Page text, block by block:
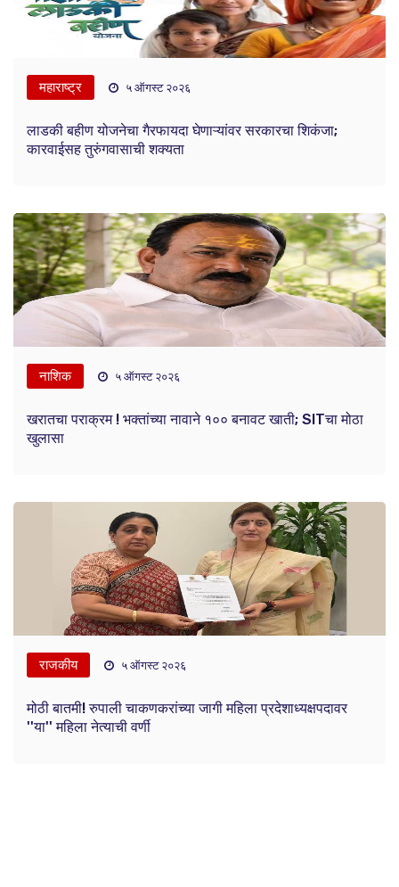
महाराष्ट्र ५ ऑगस्ट २०२६
लाडकी बहीण योजनेचा गैरफायदा घेणाऱ्यांवर सरकारचा शिकंजा;
कारवाईसह तुरुंगवासाची शक्यता
नाशिक ५ ऑगस्ट २०२६
खरातचा पराक्रम ! भक्तांच्या नावाने १०० बनावट खाती; SITचा मोठा
खुलासा
राजकीय ५ ऑगस्ट २०२६
मोठी बातमी! रुपाली चाकणकरांच्या जागी महिला प्रदेशाध्यक्षपदावर
''या'' महिला नेत्याची वर्णी